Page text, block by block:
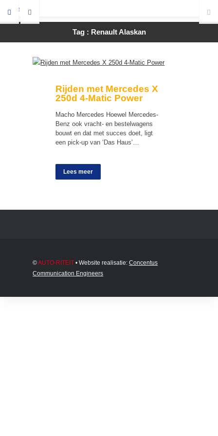
Tag : Renault Alaskan
Rijden met Mercedes X
250d 4-Matic Power
Macho Mercedes Hoewel Mercedes-
Benz ook vracht- en bestelwagens
bouwt en dat met succes doet, ligt
een pick-up van ‘Das Haus’…
Lees meer
©AUTO-RITEIT • Website realisatie:Concentus
Communication Engineers